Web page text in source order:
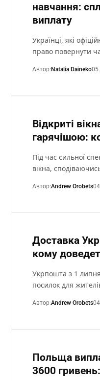
навчання:
виплату
Українці, які
право повернути
Автор: Natalia Daineko
Відкриті
гарячішою:
Під час сильної
вікна,
Автор:Andrew Orobets
Доставка
кому
Укрпошта з 1
посилок для
Автор:Andrew Orobets
Польща
3600